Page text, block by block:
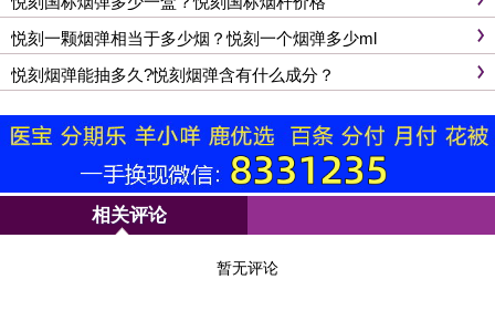
悦刻一颗烟弹相当于多少烟？悦刻一个烟弹多少ml
悦刻烟弹能抽多久?悦刻烟弹含有什么成分？
相关评论
暂无评论